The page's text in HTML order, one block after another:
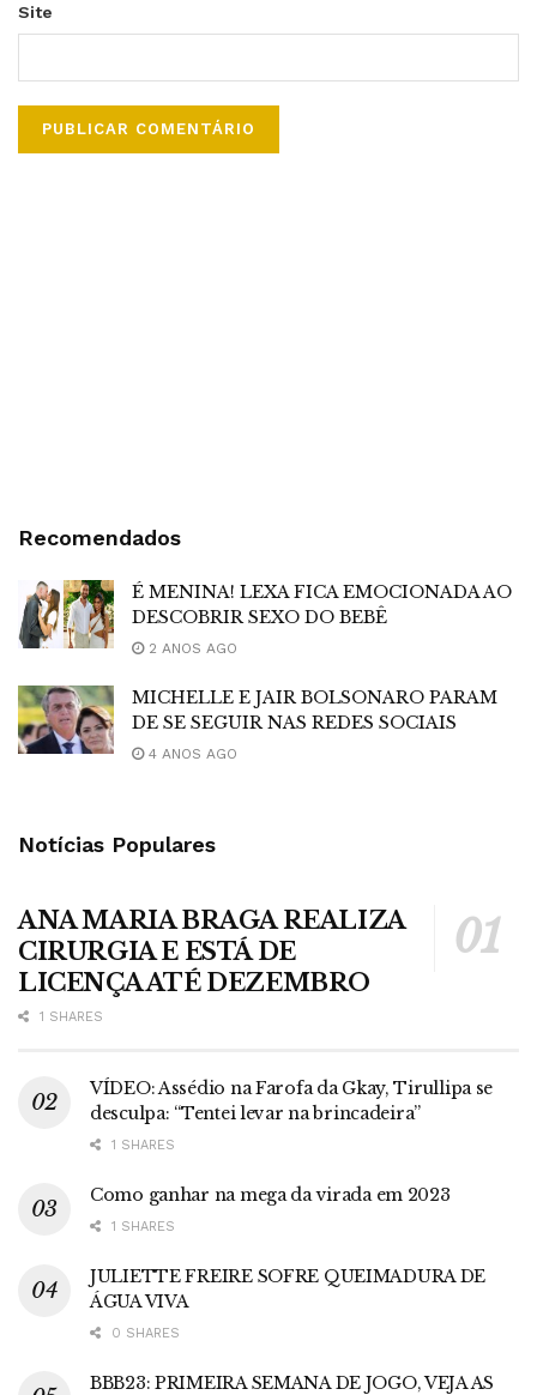
Site
Recomendados
É MENINA! LEXA FICA EMOCIONADA AO
DESCOBRIR SEXO DO BEBÊ
2 ANOS AGO
MICHELLE E JAIR BOLSONARO PARAM
DE SE SEGUIR NAS REDES SOCIAIS
4 ANOS AGO
Notícias Populares
ANA MARIA BRAGA REALIZA
CIRURGIA E ESTÁ DE
LICENÇA ATÉ DEZEMBRO
1 SHARES
VÍDEO: Assédio na Farofa da Gkay, Tirullipa se
desculpa: “Tentei levar na brincadeira”
1 SHARES
Como ganhar na mega da virada em 2023
1 SHARES
JULIETTE FREIRE SOFRE QUEIMADURA DE
ÁGUA VIVA
0 SHARES
BBB23: PRIMEIRA SEMANA DE JOGO, VEJA AS